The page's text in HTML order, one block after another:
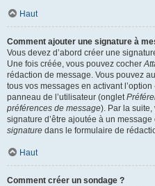
Haut
Comment ajouter une signature à
Vous devez d’abord créer une
Une fois créée, vous pouvez cocher
rédaction de message. Vous pouvez
tous vos messages en activant
panneau de l’utilisateur (onglet
préférences de message). Par la
signature d’être ajoutée à un
signature dans le formulaire de
Haut
Comment créer un sondage ?